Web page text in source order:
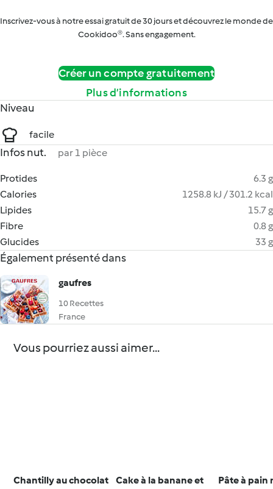
Inscrivez-vous à notre essai gratuit de 30 jours et découvrez le monde de
Cookidoo®. Sans engagement.
Créer un compte gratuitement
Plus d’informations
Niveau
facile
Infos nut. par 1 pièce
Protides
6.3 g
Calories
1258.8 kJ / 301.2 kcal
Lipides
15.7 g
Fibre
0.8 g
Glucides
33 g
Également présenté dans
gaufres
10 Recettes
France
Vous pourriez aussi aimer...
Chantilly au chocolat
Cake à la banane et
Pâte à pain